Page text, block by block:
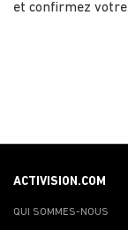
et confirmez
ACTIVISION.COM
QUI SOMMES-NOUS